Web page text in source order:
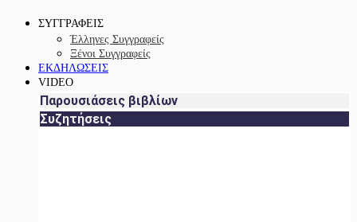
ΣΥΓΓΡΑΦΕΙΣ
Έλληνες Συγγραφείς
Ξένοι Συγγραφείς
ΕΚΔΗΛΩΣΕΙΣ
VIDEO
Παρουσιάσεις βιβλίων
Συζητήσεις